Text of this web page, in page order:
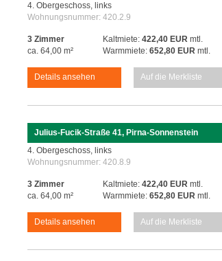
4. Obergeschoss, links
Wohnungsnummer: 420.2.9
3 Zimmer
ca. 64,00 m²
Kaltmiete: 422,40 EUR mtl.
Warmmiete: 652,80 EUR mtl.
Details ansehen Auf die Merkliste
Julius-Fucik-Straße 41, Pirna-Sonnenstein
4. Obergeschoss, links
Wohnungsnummer: 420.8.9
3 Zimmer
ca. 64,00 m²
Kaltmiete: 422,40 EUR mtl.
Warmmiete: 652,80 EUR mtl.
Details ansehen Auf die Merkliste